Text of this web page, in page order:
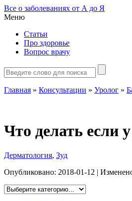
Все о заболеваниях от А до Я
Меню
Статьи
Про здоровье
Вопрос врачу
Главная » Консультации » Уролог »
Что делать если
Дерматология, Зуд
Опубликовано: 2018-01-12 |